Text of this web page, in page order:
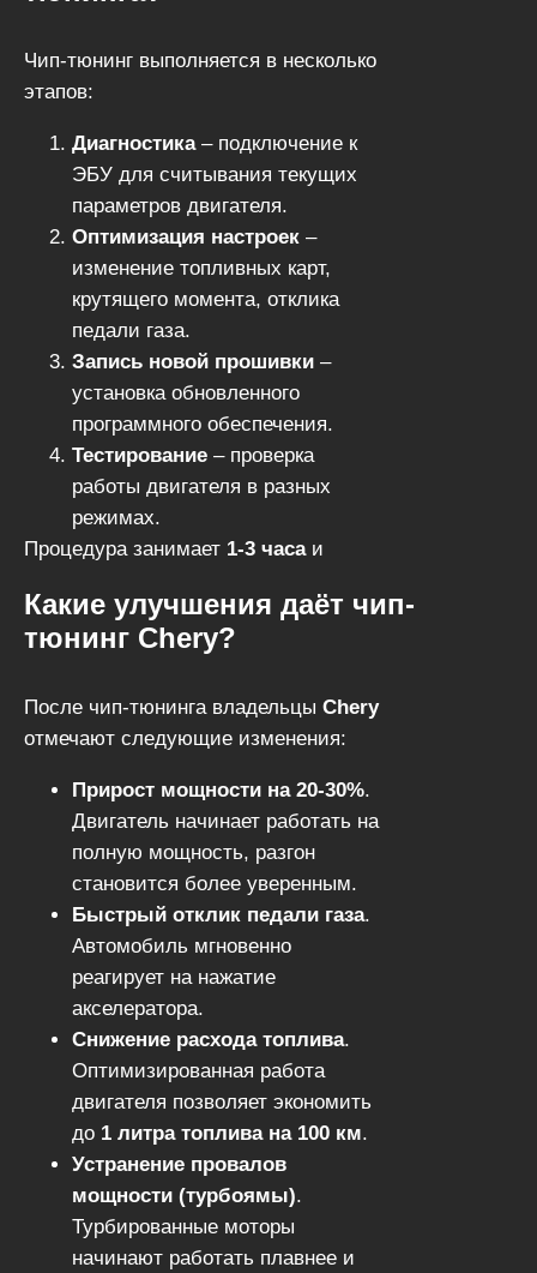
10% .
Чип-тюнинг выполняется в несколько
этапов:
Диагностика– подключение к
ЭБУ для считывания текущих
параметров двигателя.
Оптимизация настроек –
изменение топливных карт,
крутящего момента, отклика
педали газа.
Запись новой прошивки –
установка обновленного
программного обеспечения.
Тестирование – проверка
работы двигателя в разных
режимах.
Процедура занимает 1-3 часаи
механические компоненты.
Какие улучшения даёт чип-
тюнинг Chery?
После чип-тюнинга владельцы Chery
отмечают следующие изменения:
Прирост мощности на 20-30%.
Двигатель начинает работать на
полную мощность, разгон
становится более уверенным.
Быстрый отклик педали газа.
Автомобиль мгновенно
реагирует на нажатие
акселератора.
Снижение расхода топлива.
Оптимизированная работа
двигателя позволяет экономить
до 1 литра топлива на 100 км.
Устранение провалов
мощности (турбоямы).
Турбированные моторы
начинают работать плавнее и